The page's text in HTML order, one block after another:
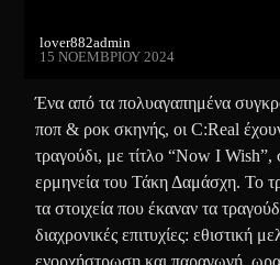
lover882admin
15 ΝΟΕΜΒΡΊΟΥ 2024
Ένα από τα πολυαγαπημένα
ποπ & ροκ σκηνής, οι C:Real
τραγούδι, με τίτλο “Now I Wish”,
ερμηνεία του Τάκη Δαμάσχη. Το
τα στοιχεία που έκαναν τα
διαχρονικές επιτυχίες: εθιστική
ενορχήστρωση και παραγωγή,